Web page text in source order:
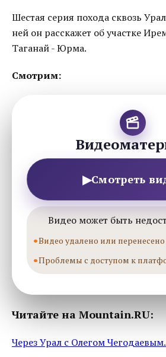
Шестая серия похода сквозь
ней он расскажет об участке
Таганай - Юрма.
Смотрим:
▶Смотреть
Видео может быть
Видео удалено или перенесено
Проблемы с доступом к
Читайте на Mountain.RU:
Через Урал с Олегом